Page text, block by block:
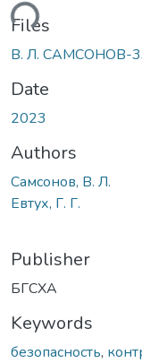
Files
В. Л. САМСОНОВ-
Date
2023
Authors
Самсонов, В. Л.
Евтух, Г. Г.
Publisher
БГСХА
Keywords
безопасность,